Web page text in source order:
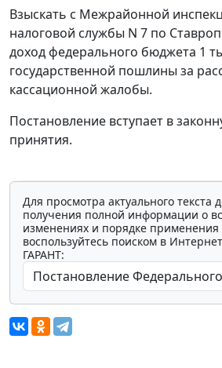
Взыскать с Межрайонной
налоговой службы N 7 по
доход федерального бюджета 1
государственной пошлины за
кассационной жалобы.
Постановление вступает в
принятия.
Для просмотра актуального текста
получения полной информации о
изменениях и порядке применения
воспользуйтесь поиском в
ГАРАНТ: